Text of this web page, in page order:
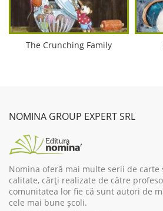
The Crunching Family
NOMINA GROUP EXPERT SRL
Nomina oferă mai multe serii de carte
calitate, cărți realizate de către
comunitatea lor fie că sunt autori de
cele mai bune școli.